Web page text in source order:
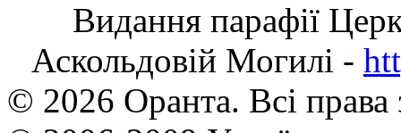
Видання парафії
Аскольдовій Могилі -
© 2026 Оранта. Всі